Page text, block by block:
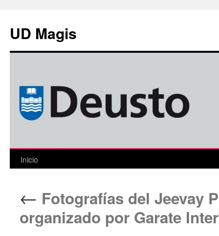
contenido
UD Magis
Inicio
← Fotografías del Jeevay
organizado por Garate